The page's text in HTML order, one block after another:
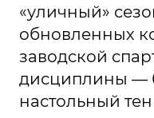
«уличный»
обновленных
заводской
дисциплины —
настольный